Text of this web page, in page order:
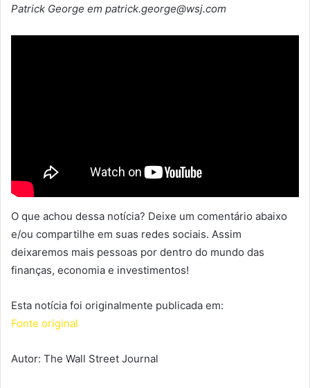
Patrick George em patrick.george@wsj.com
O que achou dessa notícia? Deixe um comentário abaixo
e/ou compartilhe em suas redes sociais. Assim
deixaremos mais pessoas por dentro do mundo das
finanças, economia e investimentos!
Esta notícia foi originalmente publicada em:
Fonte original
Autor: The Wall Street Journal